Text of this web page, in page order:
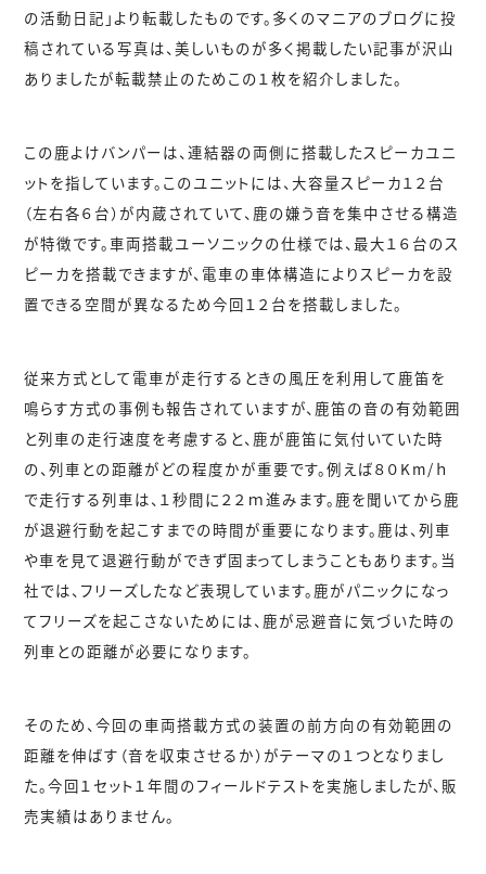
の活動日記」より転載したものです。多くのマニアのブログに投
稿されている写真は、美しいものが多く掲載したい記事が沢山
ありましたが転載禁止のためこの１枚を紹介しました。
この鹿よけバンパーは、連結器の両側に搭載したスピーカユニ
ットを指しています。このユニットには、大容量スピーカ１２台
（左右各６台）が内蔵されていて、鹿の嫌う音を集中させる構造
が特徴です。車両搭載ユーソニックの仕様では、最大１６台のス
ピーカを搭載できますが、電車の車体構造によりスピーカを設
置できる空間が異なるため今回１２台を搭載しました。
従来方式として電車が走行するときの風圧を利用して鹿笛を
鳴らす方式の事例も報告されていますが、鹿笛の音の有効範囲
と列車の走行速度を考慮すると、鹿が鹿笛に気付いていた時
の、列車との距離がどの程度かが重要です。例えば８０Km/ｈ
で走行する列車は、１秒間に２２ｍ進みます。鹿を聞いてから鹿
が退避行動を起こすまでの時間が重要になります。鹿は、列車
や車を見て退避行動ができず固まってしまうこともあります。当
社では、フリーズしたなど表現しています。鹿がパニックになっ
てフリーズを起こさないためには、鹿が忌避音に気づいた時の
列車との距離が必要になります。
そのため、今回の車両搭載方式の装置の前方向の有効範囲の
距離を伸ばす（音を収束させるか）がテーマの１つとなりまし
た。今回１セット１年間のフィールドテストを実施しましたが、販
売実績はありません。